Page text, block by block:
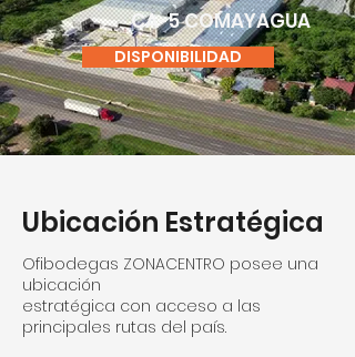
CA-5 COMAYAGUA
DISPONIBILIDAD
Ubicación Estratégica
Ofibodegas ZONACENTRO posee una
ubicación
estratégica con acceso a las
principales rutas del país.